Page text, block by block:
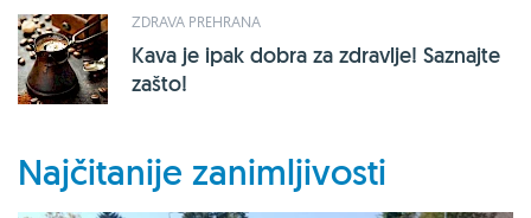
ZDRAVA PREHRANA
Kava je ipak dobra za zdravlje! Saznajte
zašto!
Najčitanije zanimljivosti